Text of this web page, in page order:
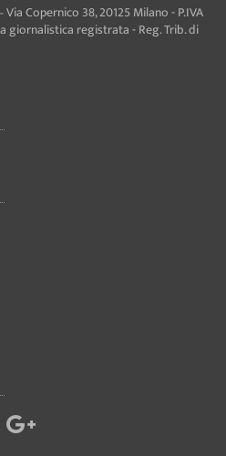
Copernico 38, 20125 Milano - P.IVA
giornalistica registrata - Reg. Trib. di